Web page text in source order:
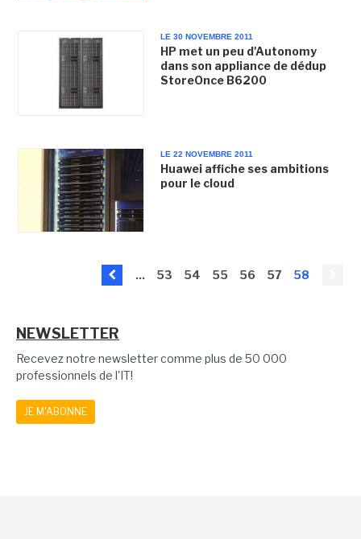
LE 30 NOVEMBRE 2011
HP met un peu d'Autonomy
dans son appliance de dédup
StoreOnce B6200
LE 22 NOVEMBRE 2011
Huawei affiche ses ambitions
pour le cloud
... 53 54 55 56 57 58
NEWSLETTER
Recevez notre newsletter comme plus de 50 000
professionnels de l'IT!
JE M'ABONNE